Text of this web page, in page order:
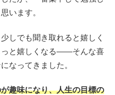
います。
しでも聞き取れると嬉しく
っと嬉しくなる——そんな喜
なってきました。
趣味になり、人生の目標の